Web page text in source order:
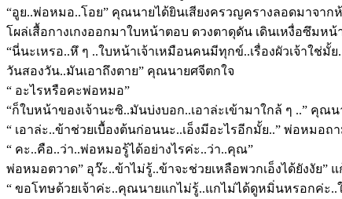
“อูย..พ่อหมอ..โอย” คุณนายได้ยินเสียงครวญครางลอดมาจาก
โผล่เสื้อกางเกงออกมาใบหน้าตอบ ดวงตาดุดัน เดินเหงื่อซึม
“นี่นะเหรอ..หึ ๆ ..ใบหน้าเจ้าเหมือนคนมีทุกข์..เรื่องผัวเจ้า
วันสองวัน..มันเอาถึงตาย” คุณนายศจีตกใจ
“ อะไรหรือคะพ่อหมอ”
“ก็ใบหน้าของเจ้านะซิ..มันบ่งบอก..เอาล่ะเข้ามาใกล้ ๆ ..”
“ เอาล่ะ..ข้าช่วยเบื้องต้นก่อนนะ..เอ็งมีอะไรอีกมั้ย..” พ่อหมอถ
“ คะ..คือ..ว่า..พ่อหมอรู้ได้อย่างไรค่ะ..ว่า..คุณ”
พ่อหมอตวาด” อุว๊ะ..ข้าไม่รู้..ข้าจะช่วยเหลือพวกเอ็งได้ยังงัย
“ ขอโทษด้วยเจ้าค่ะ..คุณนายแกไม่รู้..แกไม่ได้ดูหมิ่นหรอกค่ะ..